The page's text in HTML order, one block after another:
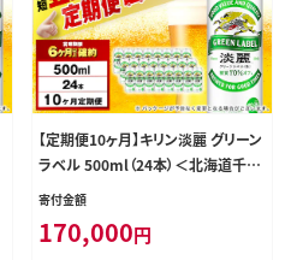
【定期便10ヶ月】キリン淡麗 グリーン
ラベル 500ml（24本）＜北海道千歳
工場産＞
寄付金額
170,000円